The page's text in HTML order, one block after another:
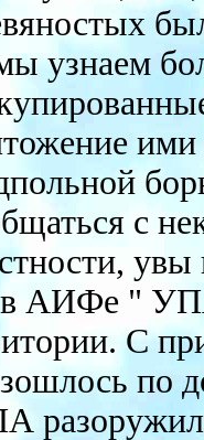
узнаем
с
в АИФе "
С
по